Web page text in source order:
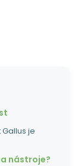
je
nástroje?